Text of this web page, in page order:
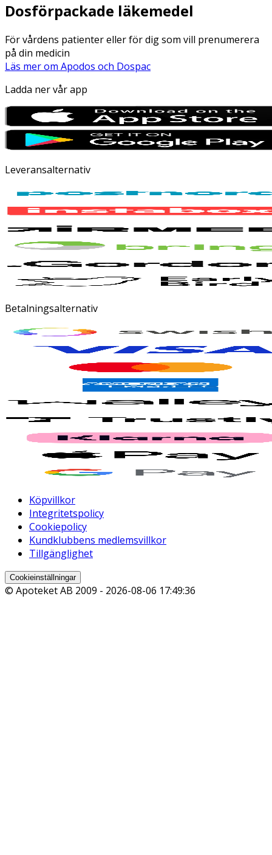
Dosförpackade läkemedel
För vårdens patienter eller för dig som vill prenumerera
på din medicin
Läs mer om Apodos och Dospac
Ladda ner vår app
Leveransalternativ
Betalningsalternativ
Köpvillkor
Integritetspolicy
Cookiepolicy
Kundklubbens medlemsvillkor
Tillgänglighet
Cookieinställningar
© Apoteket AB 2009 - 2026-08-06 17:49:36